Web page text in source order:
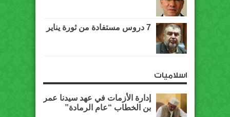
7 دروس مستفادة من ثورة يناير
اسلاميات
إدارة الأزمات في عهد سيدنا عمر
بن الخطاب “عام الرمادة”